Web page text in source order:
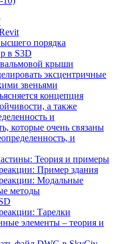
порядка
в S3D
крыши
эксцентричные
звеньями
концепция
а также
и
которые очень связаны
и
Теория и примеры
Пример здания
Модальные
методы
Тарелки
элементы – теория и